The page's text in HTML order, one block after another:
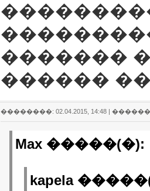
�������
������
��������: 02.04.2015, 14:48 |
Max �����(�):
kapela